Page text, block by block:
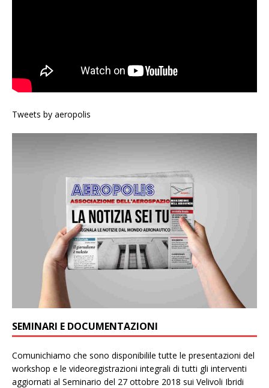
Tweets by aeropolis
SEMINARI E DOCUMENTAZIONI
Comunichiamo che sono disponibilile tutte le presentazioni del
workshop e le videoregistrazioni integrali di tutti gli interventi
aggiornati al Seminario del 27 ottobre 2018 sui Velivoli Ibridi